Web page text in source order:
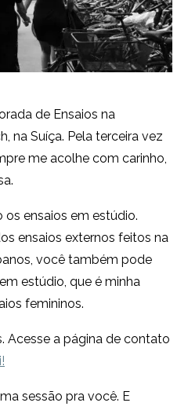
de Ensaios na
na Suíça. Pela terceira vez
me acolhe com carinho,
os ensaios em estúdio.
ensaios externos feitos na
você também pode
estúdio, que é minha
femininos.
Acesse a página de contato
sessão pra você. E